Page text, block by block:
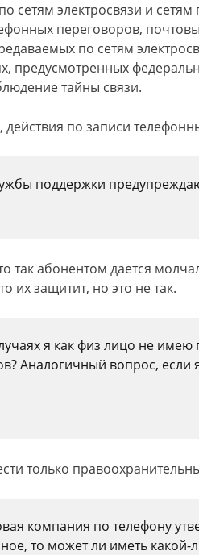
сетям электросвязи и
переговоров,
по сетям
предусмотренных
тайны связи.
по записи
поддержки
так абонентом дается
их защитит, но это не так.
я как физ лицо не
Аналогичный вопрос,
только
компания по телефону
то может ли иметь какой-